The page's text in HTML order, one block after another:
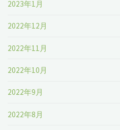
2023年1月
2022年12月
2022年11月
2022年10月
2022年9月
2022年8月